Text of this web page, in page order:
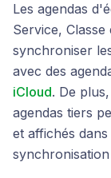
Les agendas
Service,
synchroniser
avec des
iCloud. De
agendas tiers
et affichés